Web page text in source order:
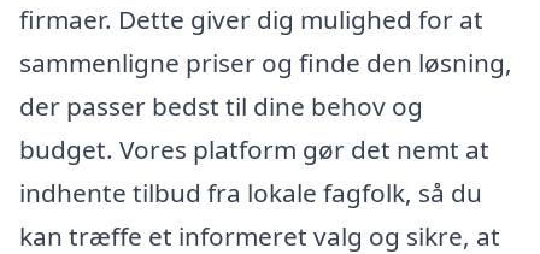
firmaer. Dette giver dig mulighed for at
sammenligne priser og finde den løsning,
der passer bedst til dine behov og
budget. Vores platform gør det nemt at
indhente tilbud fra lokale fagfolk, så du
kan træffe et informeret valg og sikre, at